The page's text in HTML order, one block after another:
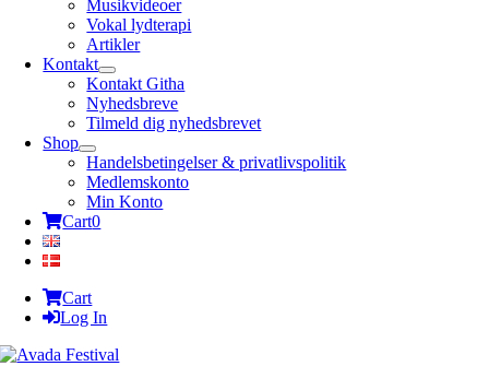
Musikvideoer
Vokal lydterapi
Artikler
Kontakt
Kontakt Githa
Nyhedsbreve
Tilmeld dig nyhedsbrevet
Shop
Handelsbetingelser & privatlivspolitik
Medlemskonto
Min Konto
Cart0
Cart
Log In